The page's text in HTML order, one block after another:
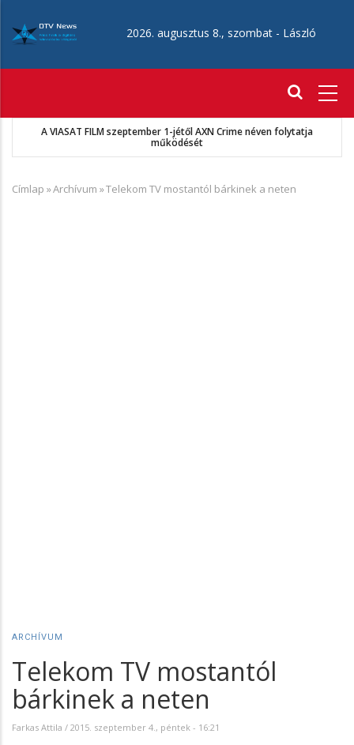
tartalomra
2026. augusztus 8., szombat - László
A VIASAT FILM szeptember 1-jétől AXN Crime néven folytatja
működését
Morzsa
Címlap »Archívum »Telekom TV mostantól bárkinek a neten
ARCHÍVUM
Telekom TV mostantól
bárkinek a neten
Farkas Attila / 2015. szeptember 4., péntek - 16:21